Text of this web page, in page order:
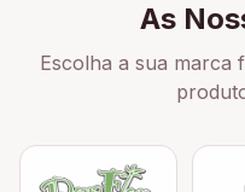
As
Escolha a sua marca